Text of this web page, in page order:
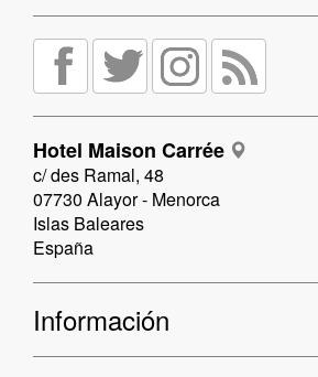
Hotel Maison Carrée
c/ des Ramal, 48
07730 Alayor - Menorca
Islas Baleares
España
Información